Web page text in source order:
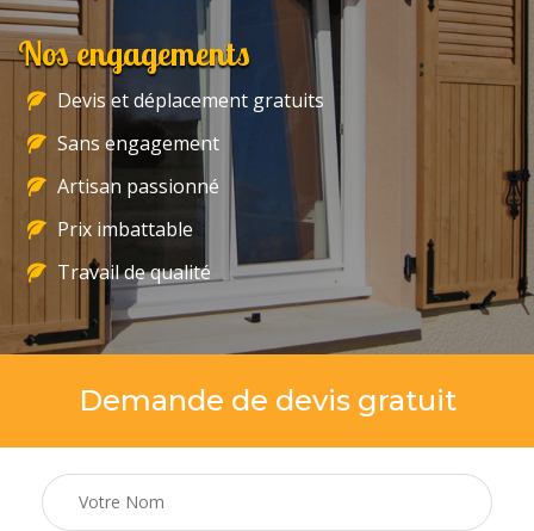
Nos engagements
Devis et déplacement gratuits
Sans engagement
Artisan passionné
Prix imbattable
Travail de qualité
Demande de devis gratuit